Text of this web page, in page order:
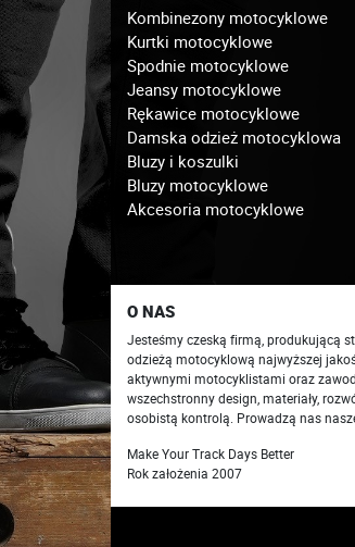
Kombinezony motocyklowe
Kurtki motocyklowe
Spodnie motocyklowe
Jeansy motocyklowe
Rękawice motocyklowe
Damska odzież motocyklowa
Bluzy i koszulki
Bluzy motocyklowe
Akcesoria motocyklowe
O NAS
Jesteśmy czeską firmą, produkującą
odzieżą motocyklową najwyższej
aktywnymi motocyklistami oraz
wszechstronny design, materiały,
osobistą kontrolą. Prowadzą nas
Make Your Track Days Better
Rok założenia 2007